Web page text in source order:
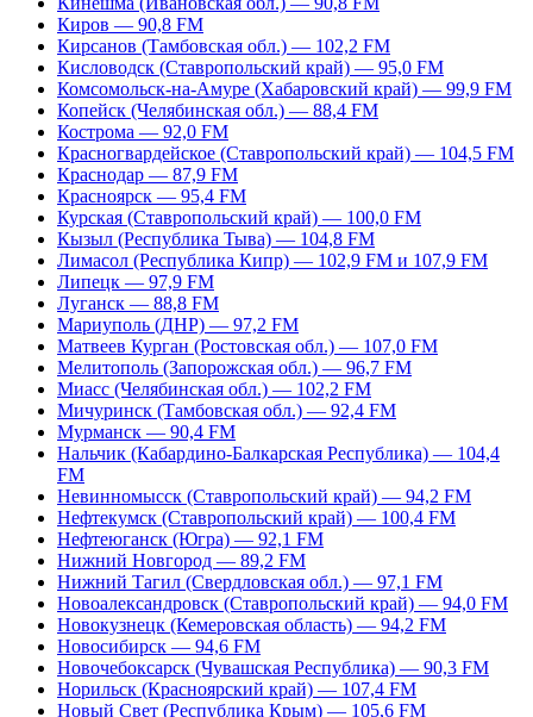
Киров — 90,8 FM
Кирсанов (Тамбовская обл.) — 102,2 FM
Кисловодск (Ставропольский край) — 95,0 FM
Комсомольск-на-Амуре (Хабаровский край) — 99,9 FM
Копейск (Челябинская обл.) — 88,4 FM
Кострома — 92,0 FM
Красногвардейское (Ставропольский край) — 104,5 FM
Краснодар — 87,9 FM
Красноярск — 95,4 FM
Курская (Ставропольский край) — 100,0 FM
Кызыл (Республика Тыва) — 104,8 FM
Лимасол (Республика Кипр) — 102,9 FM и 107,9 FM
Липецк — 97,9 FM
Луганск — 88,8 FM
Мариуполь (ДНР) — 97,2 FM
Матвеев Курган (Ростовская обл.) — 107,0 FM
Мелитополь (Запорожская обл.) — 96,7 FM
Миасс (Челябинская обл.) — 102,2 FM
Мичуринск (Тамбовская обл.) — 92,4 FM
Мурманск — 90,4 FM
Нальчик (Кабардино-Балкарская Республика) — 104,4
FM
Невинномысск (Ставропольский край) — 94,2 FM
Нефтекумск (Ставропольский край) — 100,4 FM
Нефтеюганск (Югра) — 92,1 FM
Нижний Новгород — 89,2 FM
Нижний Тагил (Свердловская обл.) — 97,1 FM
Новоалександровск (Ставропольский край) — 94,0 FM
Новокузнецк (Кемеровская область) — 94,2 FM
Новосибирск — 94,6 FM
Новочебоксарск (Чувашская Республика) — 90,3 FM
Норильск (Красноярский край) — 107,4 FM
Новый Свет (Республика Крым) — 105,6 FM